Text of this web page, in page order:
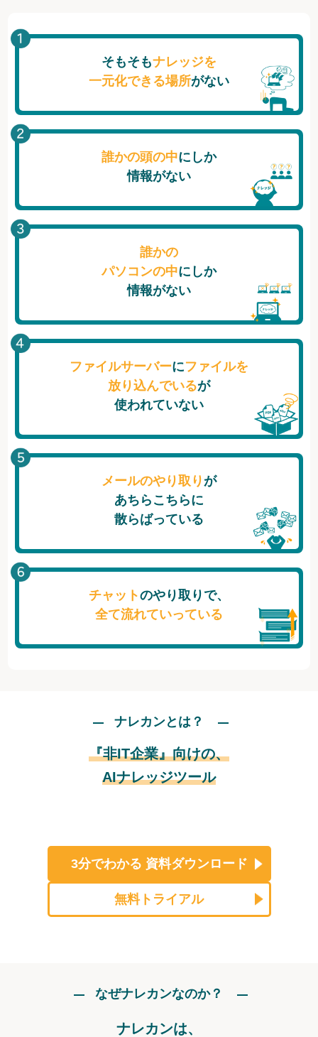
そもそもナレッジを
一元化できる場所がない
誰かの頭の中にしか
情報がない
誰かの
パソコンの中にしか
情報がない
ファイルサーバーにファイルを
放り込んでいるが
使われていない
メールのやり取り が
あちらこちらに
散らばっている
チャットのやり取りで、
全て流れていっている
ナレカンとは？
『非IT企業』向けの、
AIナレッジツール
3分でわかる 資料ダウンロード
無料トライアル
なぜナレカンなのか？
ナレカンは、